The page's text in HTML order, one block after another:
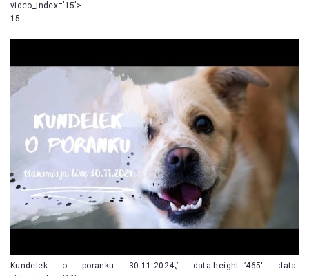
video_index=’15’>
15
Kundelek o poranku 30.11.2024„’ data-height=’465′ data-